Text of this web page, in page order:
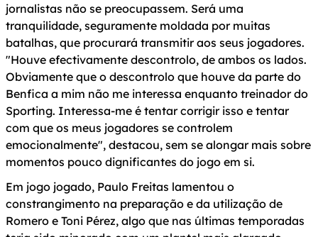
jornalistas não se preocupassem. Será uma
tranquilidade, seguramente moldada por muitas
batalhas, que procurará transmitir aos seus jogadores.
"Houve efectivamente descontrolo, de ambos os lados.
Obviamente que o descontrolo que houve da parte do
Benfica a mim não me interessa enquanto treinador do
Sporting. Interessa-me é tentar corrigir isso e tentar
com que os meus jogadores se controlem
emocionalmente", destacou, sem se alongar mais sobre
momentos pouco dignificantes do jogo em si.
Em jogo jogado, Paulo Freitas lamentou o
constrangimento na preparação e da utilização de
Romero e Toni Pérez, algo que nas últimas temporadas